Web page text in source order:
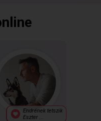
Endrének tetszik
Eszter ...